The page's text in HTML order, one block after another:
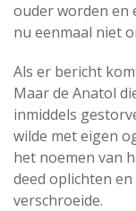
ouder worden en
nu eenmaal niet
Als er bericht
Maar de Anatol
inmiddels
wilde met eigen
het noemen van
deed oplichten
verschroeide.